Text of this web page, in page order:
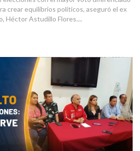
crear equilibrios políticos, aseguró el ex
Héctor Astudillo Flores....